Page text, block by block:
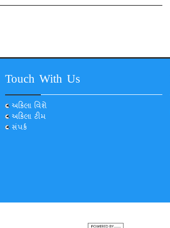
Touch With Us
અકિલા વિશે
અકિલા ટીમ
સંપર્ક